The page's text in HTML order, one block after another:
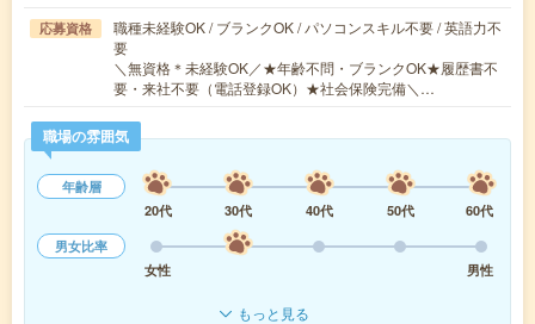
応募資格
職種未経験OK / ブランクOK / パソコンスキル不要 / 英語力不
要
＼無資格＊未経験OK／★年齢不問・ブランクOK★履歴書不
要・来社不要（電話登録OK）★社会保険完備＼…
職場の雰囲気
年齢層
20代
30代 40代 50代
60代
男女比率
女性
男性
もっと見る